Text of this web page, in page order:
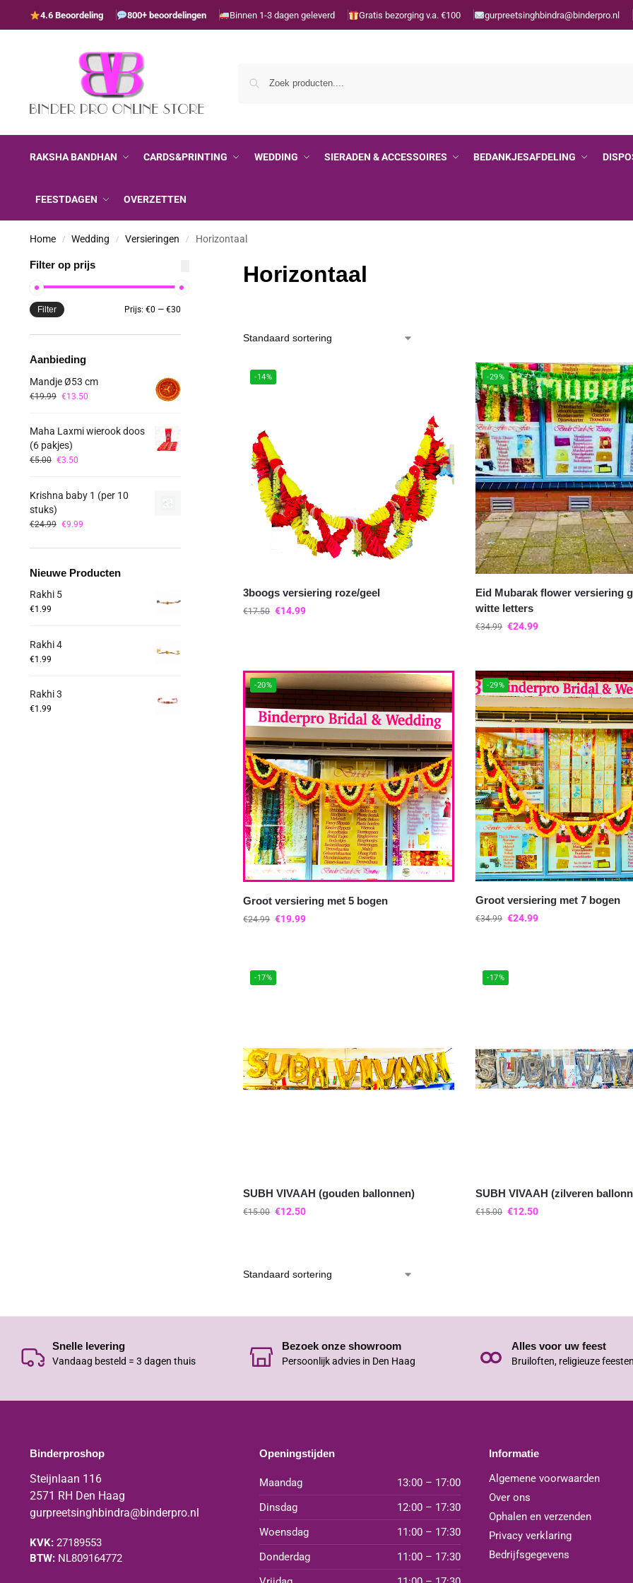
4.6 Beoordeling 800+ beoordelingen Binnen 1-3 dagen geleverd Gratis bezorging v.a. €100 gurpreetsinghbindra@binderpro.nl
RAKSHA BANDHAN CARDS&PRINTING WEDDING SIERADEN & ACCESSOIRES BEDANKJESAFDELING
FEESTDAGEN OVERZETTEN
Home / Wedding / Versieringen / Horizontaal
Horizontaal
-14%
3boogs versiering roze/geel
€17.50 €14.99
-29%
Eid Mubarak flower versiering
witte letters
€34.99 €24.99
-20%
Groot versiering met 5 bogen
€24.99 €19.99
-29%
Groot versiering met 7 bogen
€34.99 €24.99
-17%
SUBH VIVAAH (gouden ballonnen)
€15.00 €12.50
-17%
SUBH VIVAAH (zilveren
€15.00 €12.50
Filter op prijs
Filter Prijs:€0 —€30
Aanbieding
Mandje Ø53 cm
€19.99 €13.50
Maha Laxmi wierook doos
(6 pakjes)
€5.00 €3.50
Krishna baby 1 (per 10
stuks)
€24.99 €9.99
Nieuwe Producten
Rakhi 5
€1.99
Rakhi 4
€1.99
Rakhi 3
€1.99
Snelle levering
Vandaag besteld = 3 dagen thuis
Bezoek onze showroom
Persoonlijk advies in Den Haag
Alles voor uw feest
Bruiloften, religieuze
Binderproshop
Steijnlaan 116
2571 RH Den Haag
gurpreetsinghbindra@binderpro.nl
KVK:27189553
BTW:NL809164772
Openingstijden
Maandag
13:00 – 17:00
Dinsdag
12:00 – 17:30
Woensdag
11:00 – 17:30
Donderdag
11:00 – 17:30
Informatie
Algemene voorwaarden
Over ons
Ophalen en verzenden
Privacy verklaring
Bedrijfsgegevens